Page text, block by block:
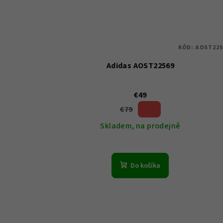
Adidas AOST22569
€49
€79
Skladem, na prodejně
Do košíka
KÓD: